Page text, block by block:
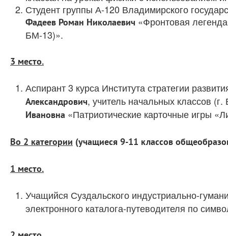
Студент группы А-120 Владимирского
Фадеев Роман Николаевич «Фронтовая
БМ-13)».
3 место.
Аспирант 3 курса Института стратегии
Александрович, учитель начальных классов
Ивановна «Патриотические карточные игры
Во 2 категории (учащиеся 9-11 классов
1 место.
Учащийся Суздальского индустриально-
электронного каталога-путеводителя по